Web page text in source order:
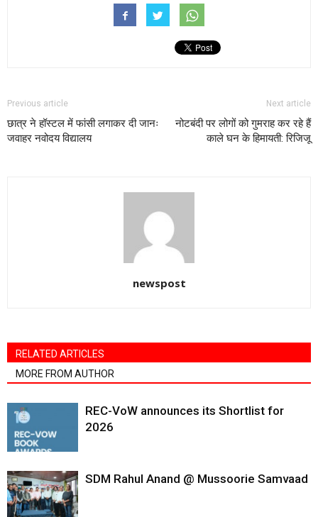
Previous article
छात्र ने हॉस्टल में फांसी लगाकर दी जानः
जवाहर नवोदय विद्यालय
Next article
नोटबंदी पर लोगों को गुमराह कर रहे हैं
काले घन के हिमायती: रिजिजू
newspost
RELATED ARTICLES
MORE FROM AUTHOR
REC-VoW announces its Shortlist for
2026
SDM Rahul Anand @ Mussoorie Samvaad